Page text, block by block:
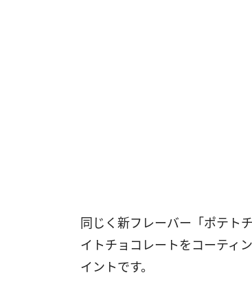
同じく新フレーバー「ポテト
イトチョコレートをコーティ
イントです。